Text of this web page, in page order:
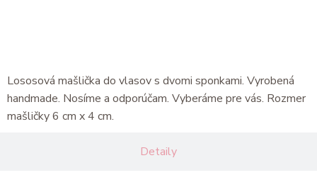
Detaily
Lososová mašlička do vlasov s dvomi sponkami. Vyrobená
handmade. Nosíme a odporúčam. Vyberáme pre vás. Rozmer
mašličky 6 cm x 4 cm.